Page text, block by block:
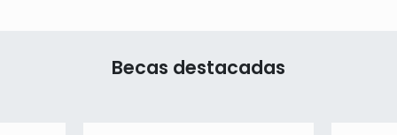
Becas destacadas